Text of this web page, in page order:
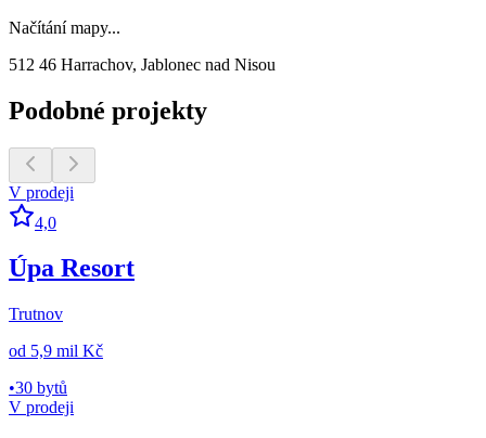
Načítání mapy...
512 46 Harrachov, Jablonec nad Nisou
Podobné projekty
V prodeji
4,0
Úpa Resort
Trutnov
od 5,9 mil Kč
•30 bytů
V prodeji